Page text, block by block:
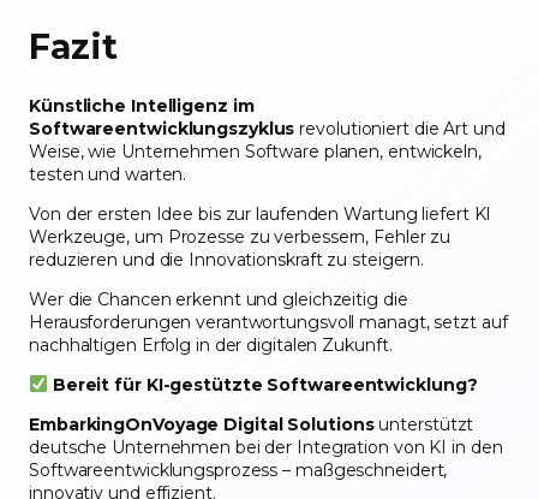
Fazit
Künstliche Intelligenz im
Softwareentwicklungszyklus revolutioniert die Art und
Weise, wie Unternehmen Software planen, entwickeln,
testen und warten.
Von der ersten Idee bis zur laufenden Wartung liefert KI
Werkzeuge, um Prozesse zu verbessern, Fehler zu
reduzieren und die Innovationskraft zu steigern.
Wer die Chancen erkennt und gleichzeitig die
Herausforderungen verantwortungsvoll managt, setzt auf
nachhaltigen Erfolg in der digitalen Zukunft.
Bereit für KI-gestützte Softwareentwicklung?
EmbarkingOnVoyage Digital Solutionsunterstützt
deutsche Unternehmen bei der Integration von KI in den
Softwareentwicklungsprozess – maßgeschneidert,
innovativ und effizient.